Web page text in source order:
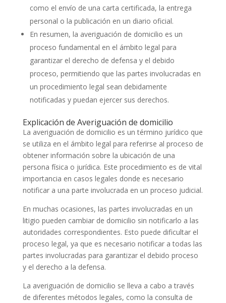
como el envío de una carta certificada, la entrega
personal o la publicación en un diario oficial.
En resumen, la averiguación de domicilio es un
proceso fundamental en el ámbito legal para
garantizar el derecho de defensa y el debido
proceso, permitiendo que las partes involucradas en
un procedimiento legal sean debidamente
notificadas y puedan ejercer sus derechos.
Explicación de Averiguación de domicilio
La averiguación de domicilio es un término jurídico que
se utiliza en el ámbito legal para referirse al proceso de
obtener información sobre la ubicación de una
persona física o jurídica. Este procedimiento es de vital
importancia en casos legales donde es necesario
notificar a una parte involucrada en un proceso judicial.
En muchas ocasiones, las partes involucradas en un
litigio pueden cambiar de domicilio sin notificarlo a las
autoridades correspondientes. Esto puede dificultar el
proceso legal, ya que es necesario notificar a todas las
partes involucradas para garantizar el debido proceso
y el derecho a la defensa.
La averiguación de domicilio se lleva a cabo a través
de diferentes métodos legales, como la consulta de